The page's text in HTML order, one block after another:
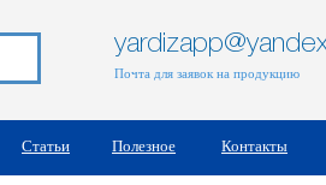
Почта для заявок на продукцию
Статьи Полезное Контакты